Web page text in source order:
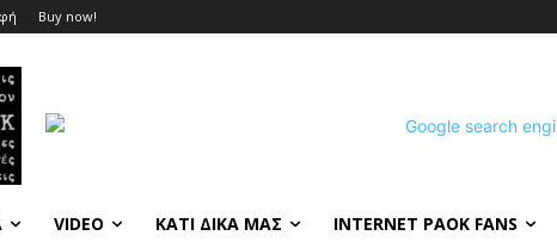
Buy now!
VIDEO ΚΑΤΙ ΔΙΚΑ ΜΑΣ INTERNET PAOK FANS